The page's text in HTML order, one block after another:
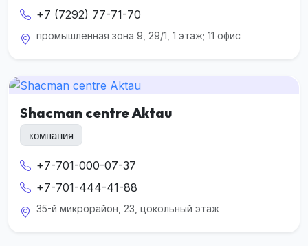
+7 (7292) 77-71-70
промышленная зона 9, 29/1, 1 этаж; 11 офис
Shacman centre Aktau
компания
+7-701-000-07-37
+7-701-444-41-88
35-й микрорайон, 23, цокольный этаж